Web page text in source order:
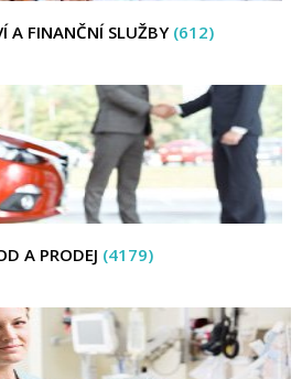
A FINANČNÍ SLUŽBY (612)
A PRODEJ (4179)